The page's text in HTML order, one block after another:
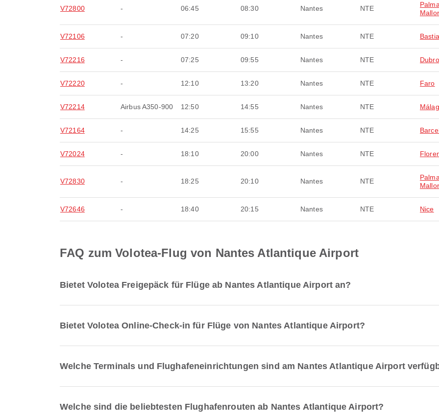
V72800 - 06:45 08:30 Nantes NTE
V72106 - 07:20 09:10 Nantes NTE Bastia
V72216 - 07:25 09:55 Nantes NTE
V72220 - 12:10 13:20 Nantes NTE Faro
V72214 Airbus A350-900 12:50 14:55 Nantes NTE
V72164 - 14:25 15:55 Nantes NTE
V72024 - 18:10 20:00 Nantes NTE
V72830 - 18:25 20:10 Nantes NTE
V72646 - 18:40 20:15 Nantes NTE Nice
FAQ zum Volotea-Flug von Nantes Atlantique Airport
Bietet Volotea Freigepäck für Flüge ab Nantes Atlantique Airport an?
Bietet Volotea Online-Check-in für Flüge von Nantes Atlantique Airport?
Welche Terminals und Flughafeneinrichtungen sind am Nantes Atlantique Airport
Welche sind die beliebtesten Flughafenrouten ab Nantes Atlantique Airport?